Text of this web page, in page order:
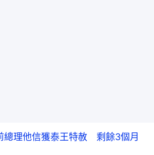
總理他信獲泰王特赦 剩餘3個月